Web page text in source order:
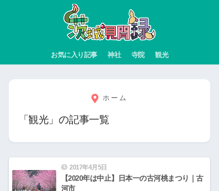
お気に入り記事 神社 寺院 観光
ホーム
「観光」の記事一覧
2017年4月5日
【2020年は中止】日本一の古河桃まつり｜古
河市